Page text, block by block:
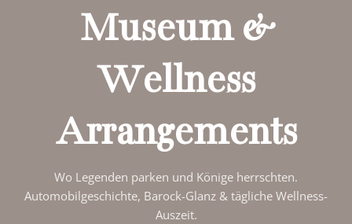
Museum &
Wellness
Arrangements
Wo Legenden parken und Könige herrschten.
Automobilgeschichte, Barock-Glanz & tägliche Wellness-
Auszeit.